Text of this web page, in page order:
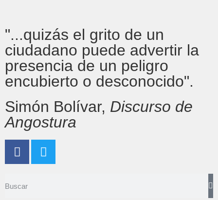
"...quizás el grito de un
ciudadano puede advertir la
presencia de un peligro
encubierto o desconocido".
Simón Bolívar, Discurso de
Angostura